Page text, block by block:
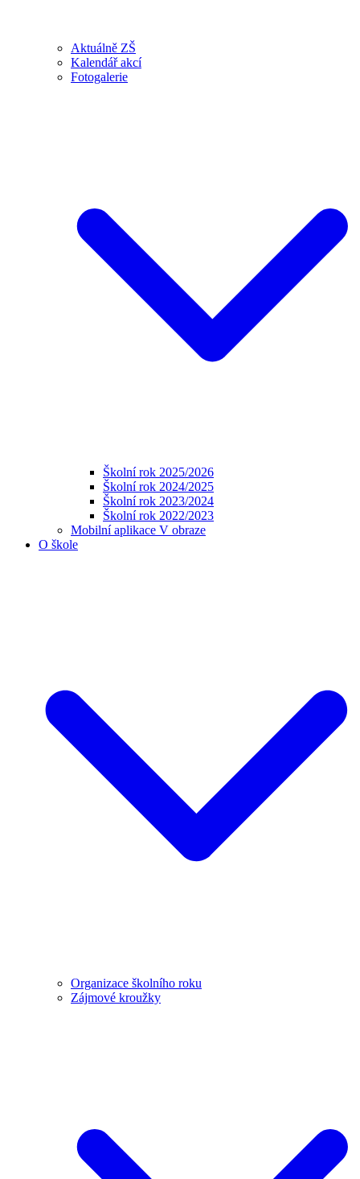
Aktuálně ZŠ
Kalendář akcí
Fotogalerie
Školní rok 2025/2026
Školní rok 2024/2025
Školní rok 2023/2024
Školní rok 2022/2023
Mobilní aplikace V obraze
O škole
Organizace školního roku
Zájmové kroužky